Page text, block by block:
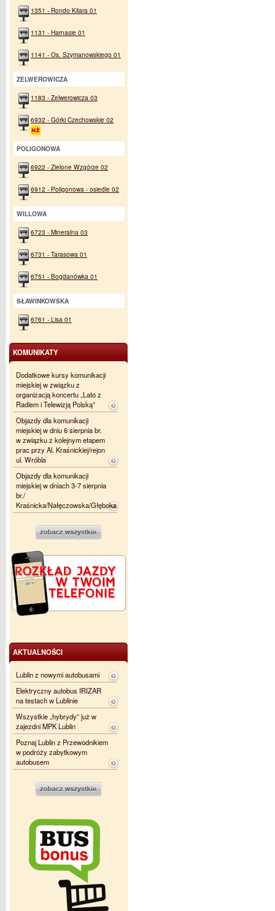
1351 - Rondo Kilara 01
1131 - Harnasie 01
1141 - Os. Szymanowskiego 01
ZELWEROWICZA
1183 - Zelwerowicza 03
6932 - Górki Czechowskie 02
POLIGONOWA
6922 - Zielone Wzgórze 02
6912 - Poligonowa - osiedle 02
WILLOWA
6723 - Mineralna 03
6731 - Tarasowa 01
6751 - Bogdanówka 01
SŁAWINKOWSKA
6761 - Lisa 01
KOMUNIKATY
Dodatkowe kursy komunikacji
miejskiej w związku z
organizacją koncertu „Lato z
Radiem i Telewizją Polską”
Objazdy dla komunikacji
miejskiej w dniu 6 sierpnia br.
w związku z kolejnym etapem
prac przy Al. Kraśnickiej/rejon
ul. Wróbla
Objazdy dla komunikacji
miejskiej w dniach 3-7 sierpnia
br./
Kraśnicka/Nałęczowska/Głęboka
AKTUALNOŚCI
Lublin z nowymi autobusami
Elektryczny autobus IRIZAR
na testach w Lublinie
Wszystkie „hybrydy” już w
zajezdni MPK Lublin
Poznaj Lublin z Przewodnikiem
w podróży zabytkowym
autobusem